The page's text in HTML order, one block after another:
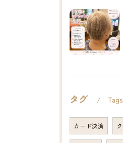
タグ Tags
カード決済